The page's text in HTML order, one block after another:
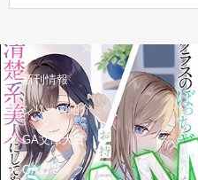
新刊情報
シリーズ紹介
GA文庫大賞
GAコミック